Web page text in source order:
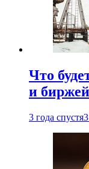
Что
и
3 года спустя